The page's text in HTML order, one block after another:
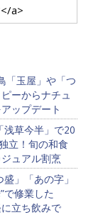
a>
「玉屋」や「つ
ーからナチュ
ップデート
浅草今半」で20
立！旬の和食
ュアル割烹
」「あの字」
で修業した
立ち飲みで